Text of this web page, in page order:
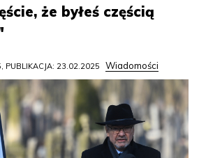
że byłeś częścią
PUBLIKACJA: 23.02.2025 Wiadomości